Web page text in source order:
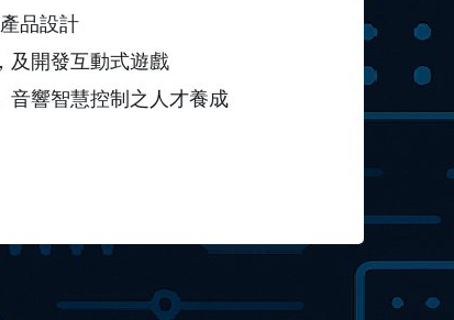
品設計
及開發互動式遊戲
音響智慧控制之人才養成